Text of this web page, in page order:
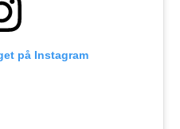
på Instagram